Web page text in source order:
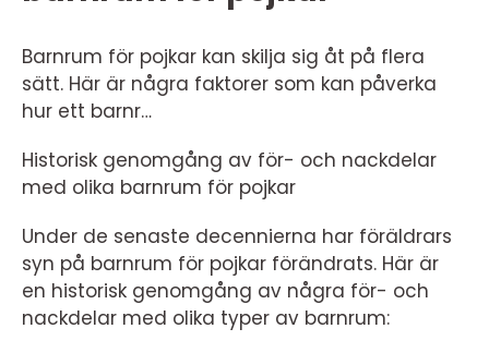
Barnrum för pojkar kan skilja sig åt på flera
sätt. Här är några faktorer som kan påverka
hur ett barnr…
Historisk genomgång av för- och nackdelar
med olika barnrum för pojkar
Under de senaste decennierna har föräldrars
syn på barnrum för pojkar förändrats. Här är
en historisk genomgång av några för- och
nackdelar med olika typer av barnrum: